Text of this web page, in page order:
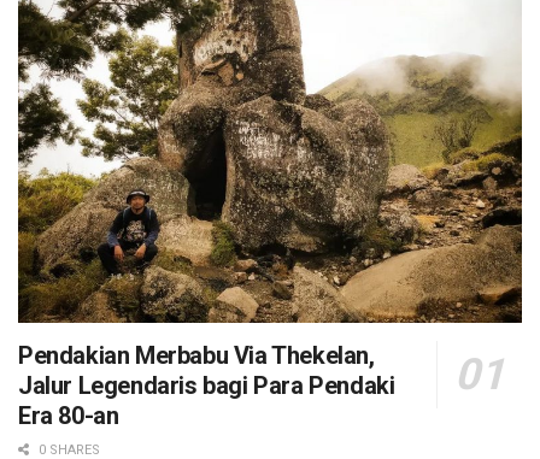
Pendakian Merbabu Via Thekelan,
Jalur Legendaris bagi Para Pendaki
Era 80-an
0 SHARES